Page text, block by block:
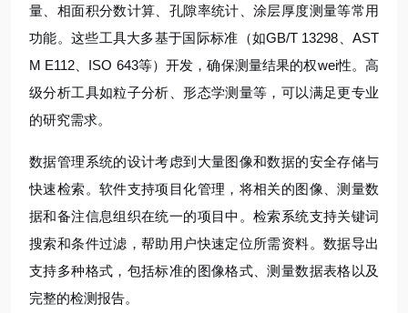
量、相面积分数计算、孔隙率统计、涂层厚度测量等常用
功能。这些工具大多基于国际标准（如GB/T 13298、AST
M E112、ISO 643等）开发，确保测量结果的权wei性。高
级分析工具如粒子分析、形态学测量等，可以满足更专业
的研究需求。
数据管理系统的设计考虑到大量图像和数据的安全存储与
快速检索。软件支持项目化管理，将相关的图像、测量数
据和备注信息组织在统一的项目中。检索系统支持关键词
搜索和条件过滤，帮助用户快速定位所需资料。数据导出
支持多种格式，包括标准的图像格式、测量数据表格以及
完整的检测报告。